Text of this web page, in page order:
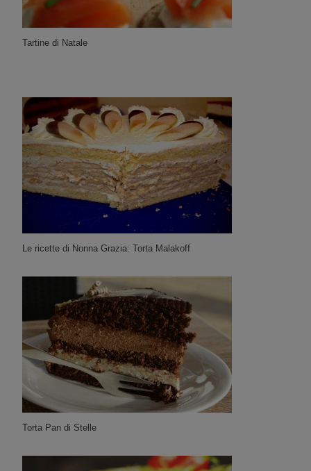
Tartine di Natale
Le ricette di Nonna Grazia: Torta Malakoff
Torta Pan di Stelle